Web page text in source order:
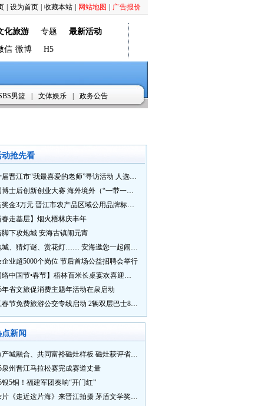
广告报价
网站地图
收藏本站
设为首页
化旅游 专题
最新活动
信 微博 H5
男篮 文体娱乐 政务公告
动抢先看
第十届晋江市“我最喜爱的老师”寻访活动 人选推荐火热进行中 快来“秀”您最喜爱的老师
全国博士后创新创业大赛 海外境外（“一带一路”）赛七大赛道等你来战
最高奖金3万元 晋江市农产品区域公用品牌标识Logo及特色农产品包装设计征集活动正式启动
春走基层】烟火梧林庆丰年
脚下攻炮城 安海古镇闹元宵
攻炮城、猜灯谜、赏花灯…… 安海邀您一起闹元宵
企业超5000个岗位 节后首场公益招聘会举行
【网络中国节•春节】梧林百米长桌宴欢喜迎新春
年省文旅促消费主题年活动在泉启动
晋江春节免费旅游公交专线启动 2辆双层巴士8辆铛铛车带你游
点新闻
打造产城融合、共同富裕磁灶样板 磁灶获评省级乡村振兴示范乡镇
泉州晋江马拉松赛完成赛道丈量
银5铜！福建军团奏响“开门红”
纪录片《走近这片海》来晋江拍摄 茅盾文学奖得主麦家探寻晋江“海海”人生